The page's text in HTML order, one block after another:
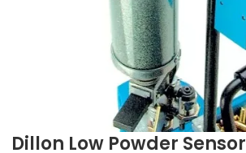
Dillon Low Powder Sensor